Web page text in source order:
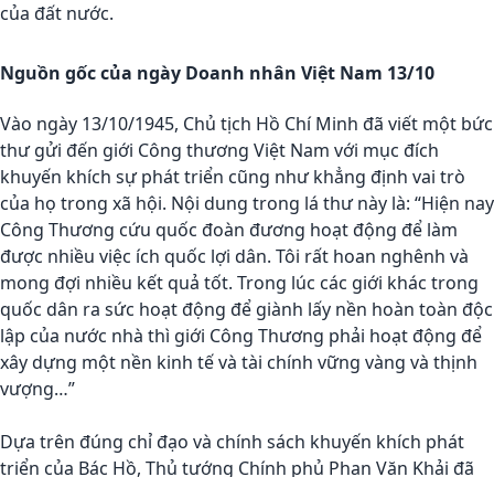
của đất nước.
Nguồn gốc của ngày Doanh nhân Việt Nam 13/10
Vào ngày 13/10/1945, Chủ tịch Hồ Chí Minh đã viết một bức
thư gửi đến giới Công thương Việt Nam với mục đích
khuyến khích sự phát triển cũng như khẳng định vai trò
của họ trong xã hội. Nội dung trong lá thư này là: “Hiện nay
Công Thương cứu quốc đoàn đương hoạt động để làm
được nhiều việc ích quốc lợi dân. Tôi rất hoan nghênh và
mong đợi nhiều kết quả tốt. Trong lúc các giới khác trong
quốc dân ra sức hoạt động để giành lấy nền hoàn toàn độc
lập của nước nhà thì giới Công Thương phải hoạt động để
xây dựng một nền kinh tế và tài chính vững vàng và thịnh
vượng…”
Dựa trên đúng chỉ đạo và chính sách khuyến khích phát
triển của Bác Hồ, Thủ tướng Chính phủ Phan Văn Khải đã